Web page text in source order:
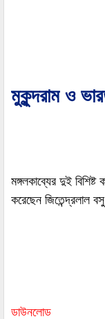
মুকুন্দরাম ও
মঙ্গলকাব্যের দুই বিশিষ্ট
করেছেন জিতেন্দ্রলাল
ডাউনলোড